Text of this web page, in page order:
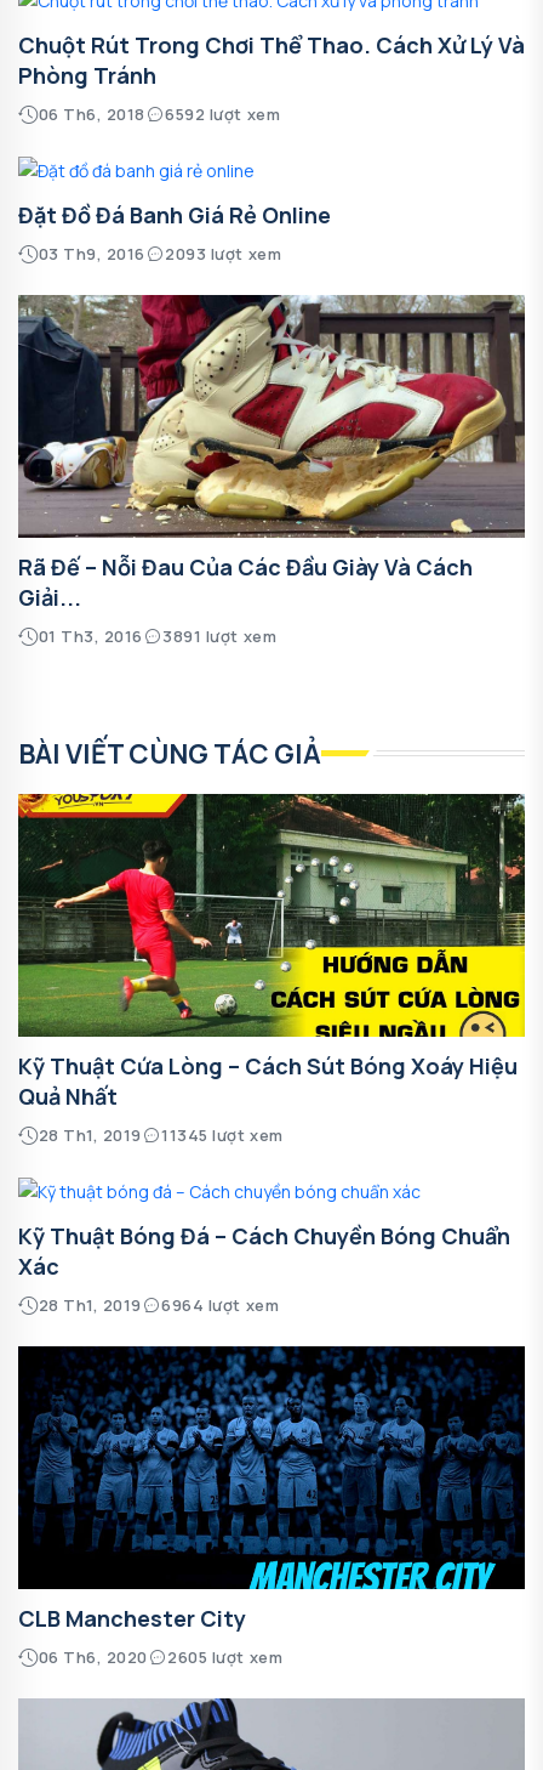
Chuột Rút Trong Chơi Thể Thao. Cách Xử Lý Và
Phòng Tránh
06 Th6, 2018 6592 lượt xem
Đặt Đồ Đá Banh Giá Rẻ Online
03 Th9, 2016 2093 lượt xem
Rã Đế – Nỗi Đau Của Các Đầu Giày Và Cách
Giải...
01 Th3, 2016 3891 lượt xem
BÀI VIẾT CÙNG TÁC GIẢ
Kỹ Thuật Cứa Lòng – Cách Sút Bóng Xoáy Hiệu
Quả Nhất
28 Th1, 2019 11345 lượt xem
Kỹ Thuật Bóng Đá – Cách Chuyền Bóng Chuẩn
Xác
28 Th1, 2019 6964 lượt xem
CLB Manchester City
06 Th6, 2020 2605 lượt xem